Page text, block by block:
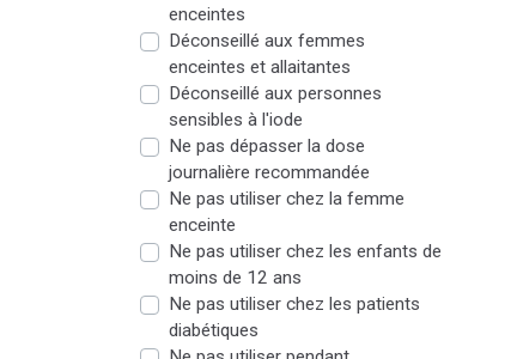
enceintes
Déconseillé aux femmes
enceintes et allaitantes
Déconseillé aux personnes
sensibles à l'iode
Ne pas dépasser la dose
journalière recommandée
Ne pas utiliser chez la femme
enceinte
Ne pas utiliser chez les enfants de
moins de 12 ans
Ne pas utiliser chez les patients
diabétiques